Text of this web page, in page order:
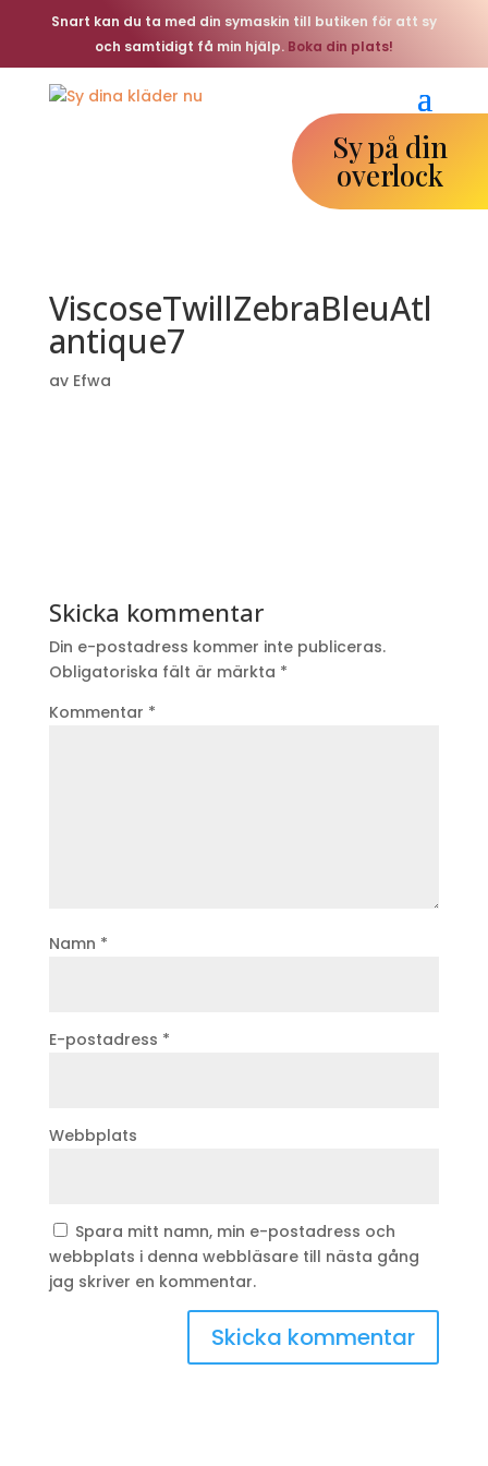
Snart kan du ta med din symaskin till butiken för att sy
och samtidigt få min hjälp. Boka din plats!
Sy på din
overlock
ViscoseTwillZebraBleuAtl
antique7
av Efwa
Skicka kommentar
Din e-postadress kommer inte publiceras.
Obligatoriska fält är märkta *
Kommentar *
Namn *
E-postadress *
Webbplats
Spara mitt namn, min e-postadress och
webbplats i denna webbläsare till nästa gång
jag skriver en kommentar.